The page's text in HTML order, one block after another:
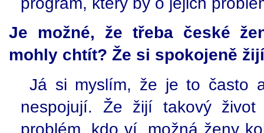
Je možné, že třeba české
mohly chtít? Že si spokojeně
Já si myslím, že je to často
nespojují. Že žijí takový
problém, kdo ví, možná ženy